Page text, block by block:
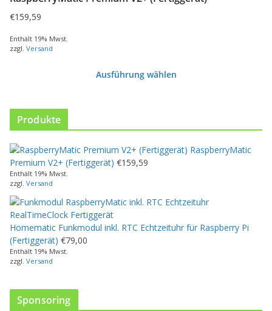
€159,59
Enthält 19% Mwst.
zzgl. Versand
Ausführung wählen
s
s
P
t
w
e
i
s
m
e
h
r
e
V
Produkte
RaspberryMatic
Premium V2+ (Fertiggerät) €159,59
Enthält 19% Mwst.
zzgl. Versand
Homematic Funkmodul inkl. RTC Echtzeituhr für Raspberry Pi
(Fertiggerät) €79,00
Enthält 19% Mwst.
zzgl. Versand
Sponsoring